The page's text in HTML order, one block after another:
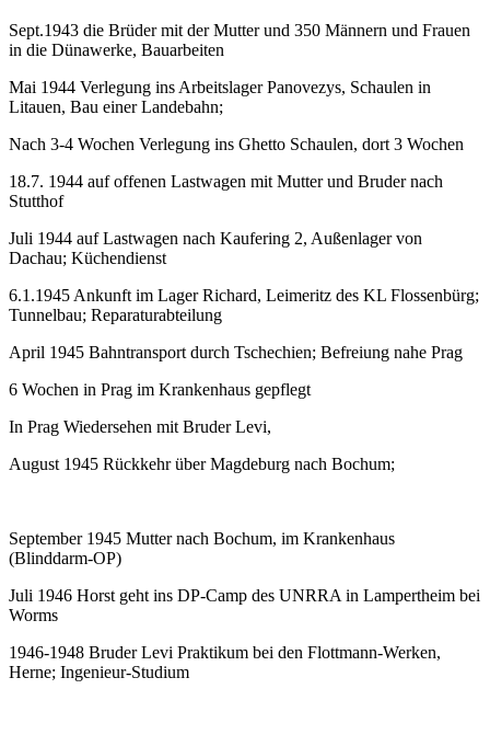
Sept.1943 die Brüder mit der Mutter und 350 Männern und Frauen
in die Dünawerke, Bauarbeiten
Mai 1944 Verlegung ins Arbeitslager Panovezys, Schaulen in
Litauen, Bau einer Landebahn;
Nach 3-4 Wochen Verlegung ins Ghetto Schaulen, dort 3 Wochen
18.7. 1944 auf offenen Lastwagen mit Mutter und Bruder nach
Stutthof
Juli 1944 auf Lastwagen nach Kaufering 2, Außenlager von
Dachau; Küchendienst
6.1.1945 Ankunft im Lager Richard, Leimeritz des KL Flossenbürg;
Tunnelbau; Reparaturabteilung
April 1945 Bahntransport durch Tschechien; Befreiung nahe Prag
6 Wochen in Prag im Krankenhaus gepflegt
In Prag Wiedersehen mit Bruder Levi,
August 1945 Rückkehr über Magdeburg nach Bochum;
September 1945 Mutter nach Bochum, im Krankenhaus
(Blinddarm-OP)
Juli 1946 Horst geht ins DP-Camp des UNRRA in Lampertheim bei
Worms
1946-1948 Bruder Levi Praktikum bei den Flottmann-Werken,
Herne; Ingenieur-Studium